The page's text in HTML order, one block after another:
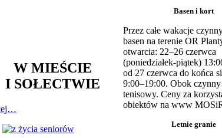
W MIEŚCIE
I SOŁECTWIE
Basen i kort
Przez całe wakacje
basen na terenie OR
otwarcia: 22–26 czerwca
(poniedziałek-piątek)
od 27 czerwca do końca
9:00–19:00. Obok
tenisowy. Ceny za
obiektów na www
Letnie granie